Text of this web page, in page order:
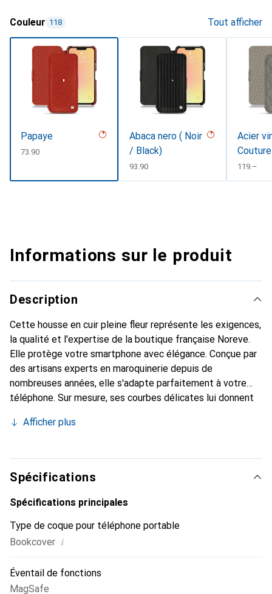
Couleur 118 Tout afficher
Papaye
CHF
73.90
Abaca nero ( Noir
/ Black)
CHF
93.90
Acier
Couture
CHF
119.–
Informations sur le produit
Description
Cette housse en cuir pleine fleur représente les exigences,
la qualité et l'expertise de la boutique française Noreve.
Elle protège votre smartphone avec élégance. Conçue par
des artisans experts en maroquinerie depuis de
nombreuses années, elle s'adapte parfaitement à votre
téléphone. Sur mesure, ses courbes délicates lui donnent
élégant et indispensable pour votre smartphone.
haute qualité, la marque Noreve est un choix sûr pour une
clientèle exigeante.
Afficher plus
Spécifications
Spécifications principales
Type de coque pour téléphone portable
Bookcover i
Éventail de fonctions
MagSafe